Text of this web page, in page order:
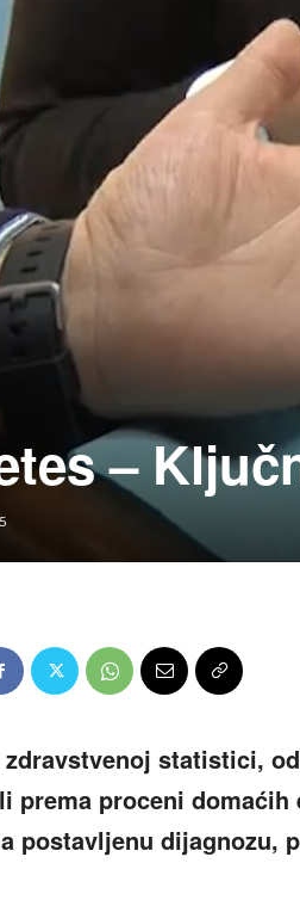
–
statistici,
prema proceni domaćih
postavljenu dijagnozu,